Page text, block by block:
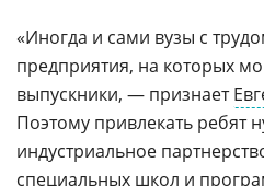
«Иногда и сами вузы с
предприятия, на которых
выпускники, — признает
Поэтому привлекать ребят
индустриальное
специальных школ и